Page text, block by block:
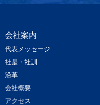
会社案内
代表メッセージ
社是・社訓
沿革
会社概要
アクセス